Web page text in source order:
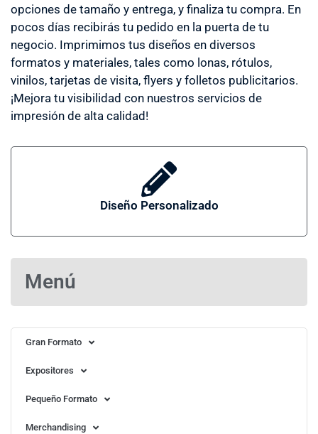
Diseño Personalizado
opciones de tamaño y entrega, y finaliza tu compra. En
pocos días recibirás tu pedido en la puerta de tu
negocio. Imprimimos tus diseños en diversos
formatos y materiales, tales como lonas, rótulos,
vinilos, tarjetas de visita, flyers y folletos publicitarios.
¡Mejora tu visibilidad con nuestros servicios de
impresión de alta calidad!
Menú
Gran Formato
Expositores
Pequeño Formato
Merchandising